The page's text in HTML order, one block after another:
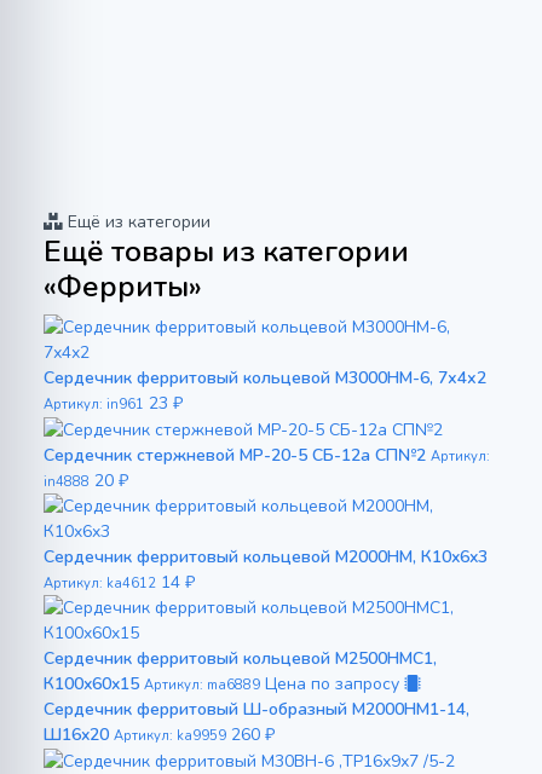
Ещё из категории
Ещё товары из категории
«Ферриты»
Сердечник ферритовый кольцевой М3000НМ-6, 7х4х2
Артикул: in961 23 ₽
Сердечник стержневой МР-20-5 СБ-12а СП№2 Артикул:
in4888 20 ₽
Сердечник ферритовый кольцевой М2000НМ, К10x6x3
Артикул: ka4612 14 ₽
Сердечник ферритовый кольцевой М2500НМС1,
К100x60x15 Артикул: ma6889 Цена по запросу
Сердечник ферритовый Ш-образный М2000НМ1-14,
Ш16x20 Артикул: ka9959 260 ₽